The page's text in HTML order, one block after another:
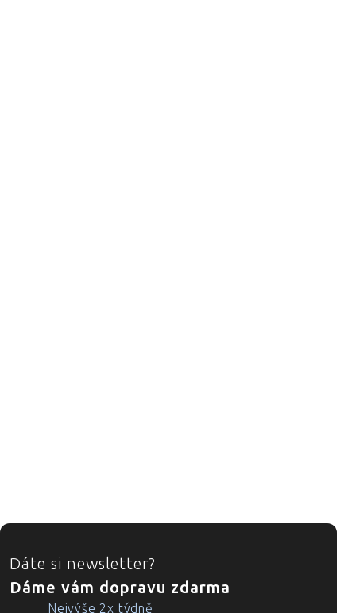
ZÁPATÍ
Dáte si newsletter?
Dáme vám dopravu zdarma
Nejvýše 2x týdně